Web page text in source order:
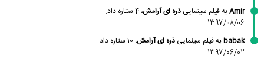
Amirبه فیلم سینمایی ذره ای آرامش، 4 ستاره داد.
1397/08/06
babakبه فیلم سینمایی ذره ای آرامش، 10 ستاره داد.
1397/06/02